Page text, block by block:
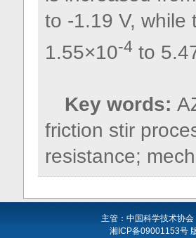
to -1.19 V, while
1.55×10-4 to
Key words:
friction stir
resistance;
主管：中国科学技术协
湘ICP备09001153号